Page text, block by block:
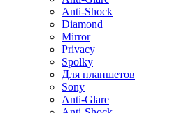
Anti-Shock
Diamond
Mirror
Privacy
Spolky
Для планшетов
Sony
Anti-Glare